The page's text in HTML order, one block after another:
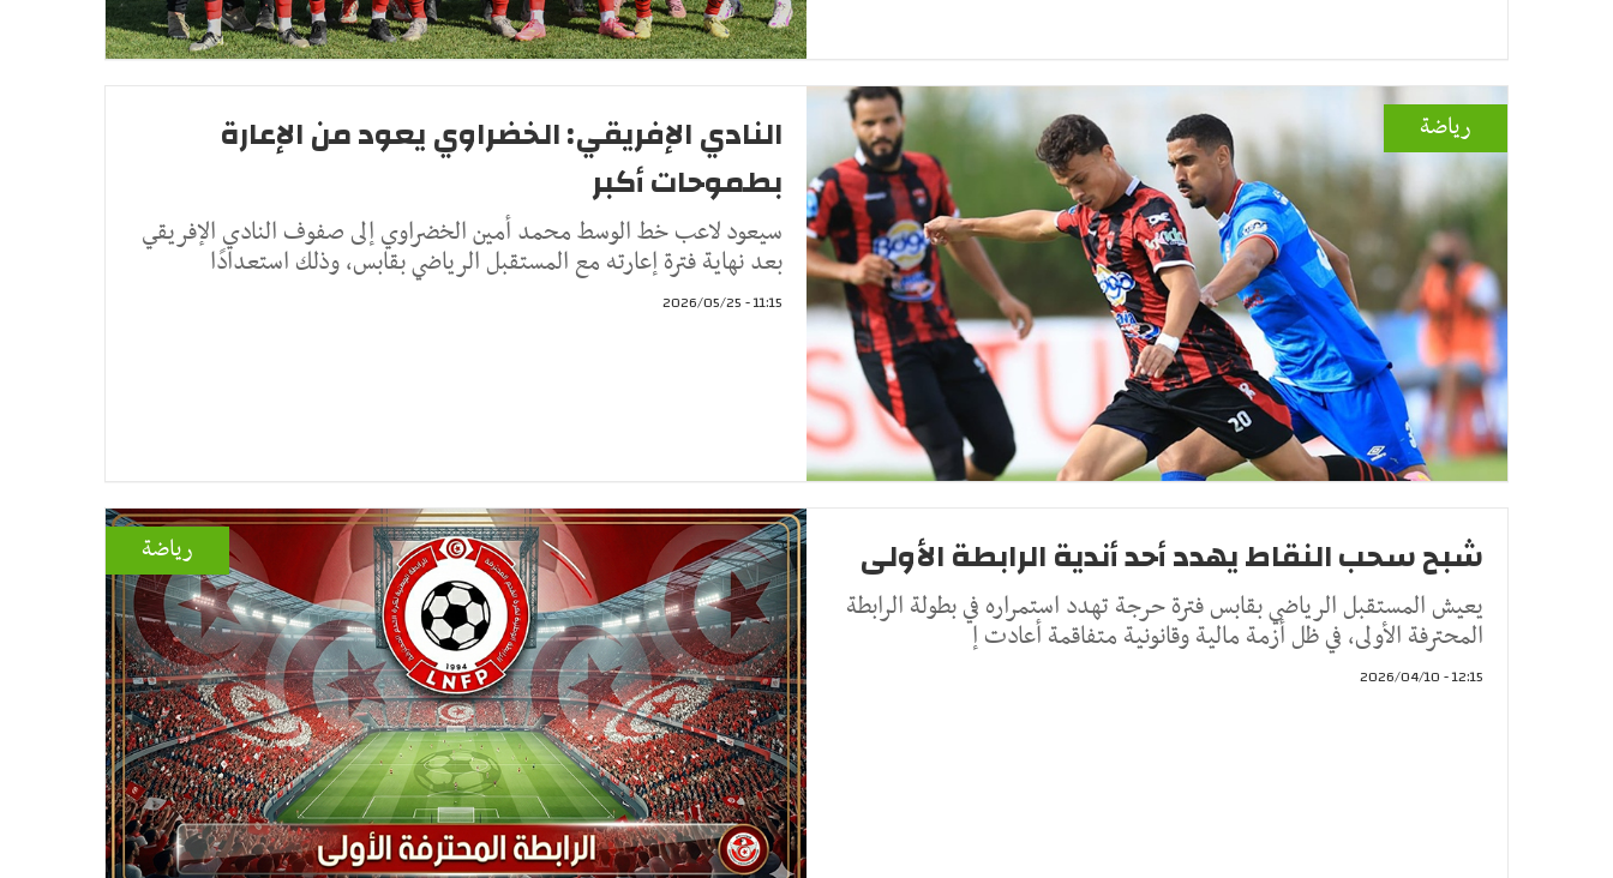
رياضة
النادي الإفريقي: الخضراوي يعود من الإعارة
بطموحات أكبر
سيعود لاعب خط الوسط محمد أمين الخضراوي إلى صفوف النادي الإفريقي
بعد نهاية فترة إعارته مع المستقبل الرياضي بقابس، وذلك استعدادًا
11:15 - 2026/05/25
رياضة شبح سحب النقاط يهدد أحد أندية الرابطة الأولى
يعيش المستقبل الرياضي بقابس فترة حرجة تهدد استمراره في بطولة الرابطة
المحترفة الأولى، في ظل أزمة مالية وقانونية متفاقمة أعادت إ
12:15 - 2026/04/10